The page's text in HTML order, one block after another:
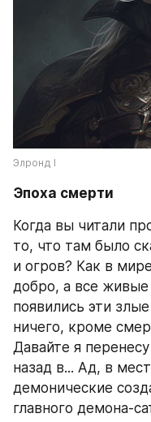
Элронд I
Эпоха смерти
Когда вы читали
то, что там было
и огров? Как в
добро, а все
появились эти
ничего, кроме
Давайте я
назад в... Ад, в
демонические
главного демона-